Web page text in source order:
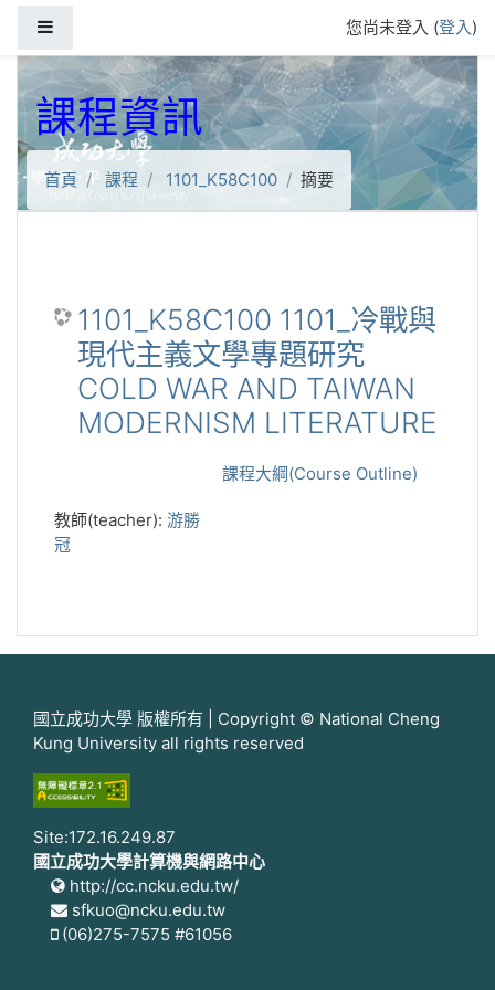
您尚未登入 (登入)
課程資訊
首頁 課程 1101_K58C100 摘要
1101_K58C100 1101_冷戰與
現代主義文學專題研究
COLD WAR AND TAIWAN
MODERNISM LITERATURE
課程大綱(Course Outline)
教師(teacher): 游勝
冠
國立成功大學 版權所有 | Copyright © National Cheng
Kung University all rights reserved
Site:172.16.249.87
國立成功大學計算機與網路中心
http://cc.ncku.edu.tw/
sfkuo@ncku.edu.tw
(06)275-7575 #61056